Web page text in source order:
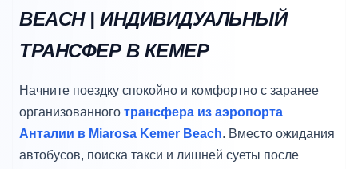
BEACH | ИНДИВИДУАЛЬНЫЙ
ТРАНСФЕР В КЕМЕР
Начните поездку спокойно и комфортно с заранее
организованного трансфера из аэропорта
Анталии в Miarosa Kemer Beach. Вместо ожидания
автобусов, поиска такси и лишней суеты после